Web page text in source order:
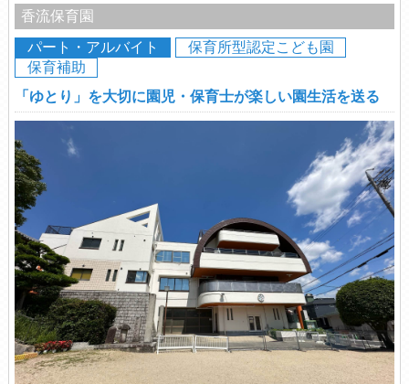
香流保育園
パート・アルバイト
保育所型認定こども園
保育補助
「ゆとり」を大切に園児・保育士が楽しい園生活を送る